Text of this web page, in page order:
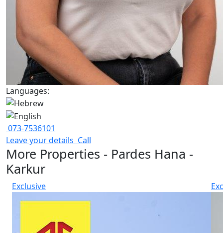
Languages:
073-7536101
Leave your details Call
More Properties - Pardes Hana -
Karkur
Exclusive